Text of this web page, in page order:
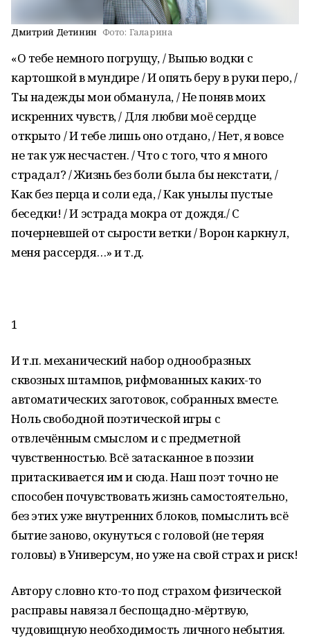
Дмитрий Детинин Фото: Галарина
«О тебе немного погрущу, / Выпью водки с
картошкой в мундире / И опять беру в руки перо, /
Ты надежды мои обманула, / Не поняв моих
искренних чувств, / Для любви моё сердце
открыто / И тебе лишь оно отдано, / Нет, я вовсе
не так уж несчастен. / Что с того, что я много
страдал? / Жизнь без боли была бы некстати, /
Как без перца и соли еда, / Как унылы пустые
беседки! / И эстрада мокра от дождя./ С
почерневшей от сырости ветки / Ворон каркнул,
меня рассердя…» и т.д.
1
И т.п. механический набор однообразных
сквозных штампов, рифмованных каких-то
автоматических заготовок, собранных вместе.
Ноль свободной поэтической игры с
отвлечённым смыслом и с предметной
чувственностью. Всё затасканное в поэзии
притаскивается им и сюда. Наш поэт точно не
способен почувствовать жизнь самостоятельно,
без этих уже внутренних блоков, помыслить всё
бытие заново, окунуться с головой (не теряя
головы) в Универсум, но уже на свой страх и риск!
Автору словно кто-то под страхом физической
расправы навязал беспощадно-мёртвую,
чудовищную необходимость личного небытия.